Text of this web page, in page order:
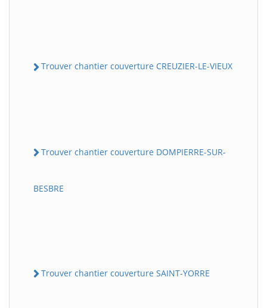
Trouver chantier couverture CREUZIER-LE-VIEUX
Trouver chantier couverture DOMPIERRE-SUR-
BESBRE
Trouver chantier couverture SAINT-YORRE